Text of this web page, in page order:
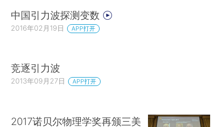
中国引力波探测变数
2016年02月19日 APP打开
竞逐引力波
2013年09月27日 APP打开
2017诺贝尔物理学奖再颁三美